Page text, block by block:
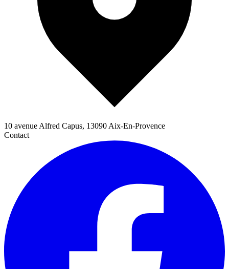
10 avenue Alfred Capus, 13090 Aix-En-Provence
Contact